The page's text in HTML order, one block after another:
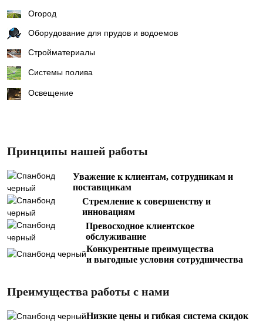
Огород
Оборудование для прудов и водоемов
Стройматериалы
Системы полива
Освещение
Принципы нашей работы
Уважение к клиентам, сотрудникам и
поставщикам
Стремление к совершенству и
инновациям
Превосходное клиентское
обслуживание
Конкурентные преимущества
и выгодные условия сотрудничества
Преимущества работы с нами
Низкие цены и гибкая система скидок